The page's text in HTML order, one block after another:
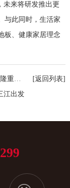
未来将研发推出更
与此同时，生活家
板、健康家居理念
[返回列表]
上一篇：2020生活家·中国室内设计十大年度人物隆重揭晓！
江出发